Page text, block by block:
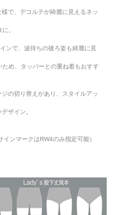
で、デコルテが綺麗に見えるネッ
。
ンで、波待ちの後ろ姿も綺麗に見
め、タッパーとの重ね着もおすす
の切り替えがあり、スタイルアッ
ザイン。
ンマークはRW4のみ指定可能）